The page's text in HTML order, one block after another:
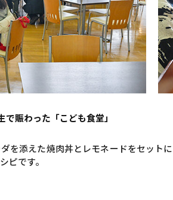
賑わった「こども食堂」
を添えた焼肉丼とレモネードをセット
ピです。